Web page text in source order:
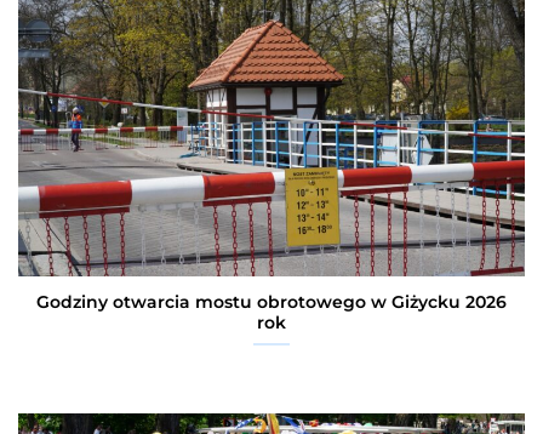
Godziny otwarcia mostu obrotowego w Giżycku 2026
rok